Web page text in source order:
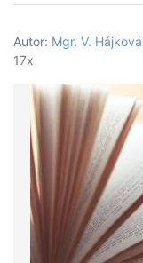
Autor: Mgr. V. Hájková
17x